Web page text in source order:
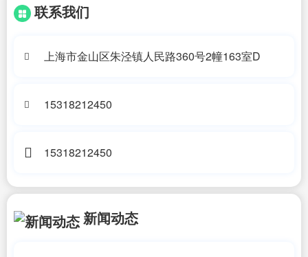
联系我们
上海市金山区朱泾镇人民路360号2幢163室D
15318212450
15318212450
新闻动态